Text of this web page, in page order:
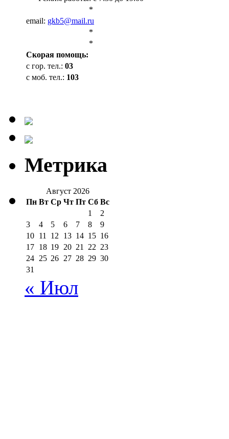
*
email: gkb5@mail.ru
*
*
Cкорая помощь:
с гор. тел.: 03
с моб. тел.: 103
Метрика
Август 2026
Пн Вт Ср Чт Пт Сб Вс
1
2
3
4 5 6 7 8
9
10 11 12 13 14 15 16
17 18 19 20 21 22 23
24 25 26 27 28 29 30
31
« Июл